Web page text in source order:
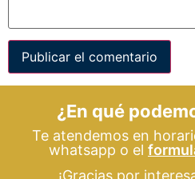
¿En qué
Te atendemos en
whatsapp o el
¡Gracias por